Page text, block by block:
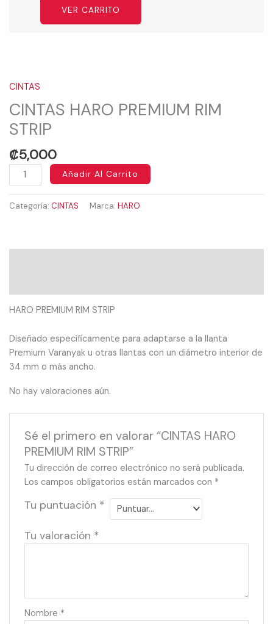
VER CARRITO
CINTAS
CINTAS HARO PREMIUM RIM
STRIP
₡5,000
PREMIUM
STRIP
cantidad
Añadir Al Carrito
Categoría: CINTAS Marca: HARO
HARO PREMIUM RIM STRIP
Diseñado específicamente para adaptarse a la llanta
Premium Varanyak u otras llantas con un diámetro interior de
34 mm o más ancho.
No hay valoraciones aún.
Sé el primero en valorar “CINTAS HARO
PREMIUM RIM STRIP”
Tu dirección de correo electrónico no será publicada.
Los campos obligatorios están marcados con *
Tu puntuación *
Tu valoración *
Nombre *